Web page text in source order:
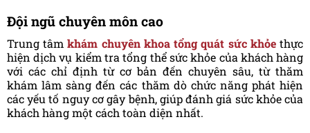
Đội ngũ chuyên môn cao
Trung tâmkhám chuyên khoa tổng quát sức khỏethực
hiện dịch vụ kiểm tra tổng thể sức khỏe của khách hàng
với các chỉ định từ cơ bản đến chuyên sâu, từ thăm
khám lâm sàng đến các thăm dò chức năng phát hiện
các yếu tố nguy cơ gây bệnh, giúp đánh giá sức khỏe của
khách hàng một cách toàn diện nhất.